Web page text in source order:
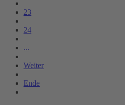
23
24
...
Weiter
Ende